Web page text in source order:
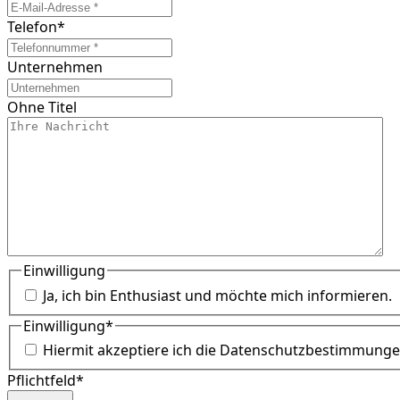
Telefon*
Unternehmen
Ohne Titel
Einwilligung
Ja, ich bin Enthusiast und möchte mich informieren.
Einwilligung*
Hiermit akzeptiere ich die
Pflichtfeld*